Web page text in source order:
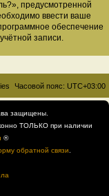
предусмотренной
ввести ваше
обеспечение
записи.
Часовой пояс: UTC+03:00
защищены.
ТОЛЬКО при наличии
®
обратной связи